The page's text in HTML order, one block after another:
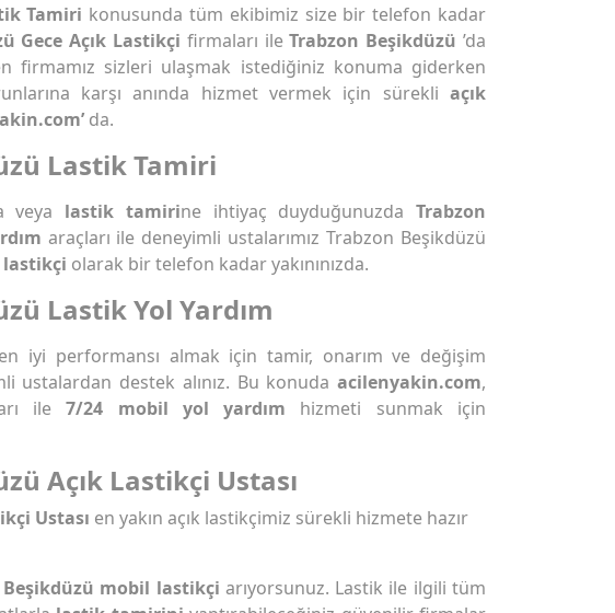
Tamiri konusunda tüm ekibimiz size bir telefon kadar
Gece Açık Lastikçi firmaları ileTrabzon Beşikdüzü’da
firmamız sizleri ulaşmak istediğiniz konuma giderken
karşı anında hizmet vermek için sürekli açık
da.
Lastik Tamiri
veya lastik tamirine ihtiyaç duyduğunuzdaTrabzon
araçları ile deneyimli ustalarımız Trabzon Beşikdüzü
lastikçi olarak bir telefon kadar yakınınızda.
Lastik Yol Yardım
iyi performansı almak için tamir, onarım ve değişim
ustalardan destek alınız. Bu konuda acilenyakin.com,
ile7/24 mobil yol yardım hizmeti sunmak için
Açık Lastikçi Ustası
Ustası en yakın açık lastikçimiz sürekli hizmete hazır
Beşikdüzü mobil lastikçi arıyorsunuz. Lastik ile ilgili tüm